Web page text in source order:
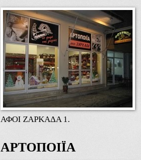
ΑΦΟΙ ΖΑΡΚΑΔΑ 1.
ΑΡΤΟΠΟΙΪΑ